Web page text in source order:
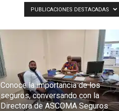
PUBLICACIONES DESTACADAS
Conoce la importancia de los
seguros, conversando con la
Directora de ASCOMA Seguros